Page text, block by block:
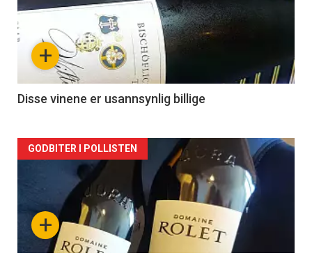
akkurat
nå
2
+
Disse vinene er usannsynlig billige
Forsiden
akkurat
nå+
GODBITER I POLLISTEN